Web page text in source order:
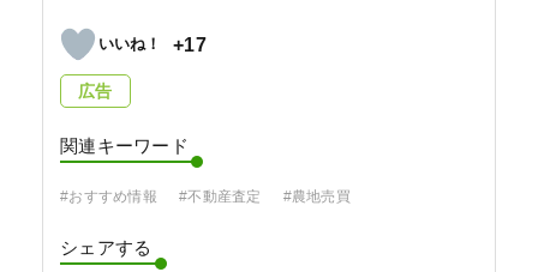
+17
広告
関連キーワード
#おすすめ情報 #不動産査定 #農地売買
シェアする